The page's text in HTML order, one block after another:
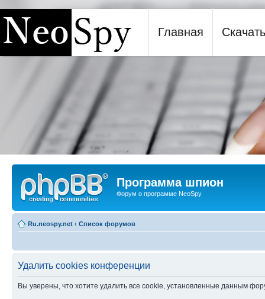
Программа шпион NeoSpy
Главная Скачать
Программа шпион
Форум о программе NeoSpy
Ru.neospy.net ‹ Список форумов
Удалить cookies конференции
Вы уверены, что хотите удалить все cookie, установленные данным